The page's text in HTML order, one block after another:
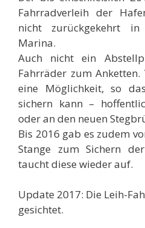
Fahrradverleih der
nicht zurückgekehrt
Marina.
Auch nicht ein
Fahrräder zum
eine Möglichkeit, so
sichern kann –
oder an den neuen
Bis 2016 gab es zudem
Stange zum Sichern
taucht diese wieder auf.
Update 2017: Die Leih-
gesichtet.